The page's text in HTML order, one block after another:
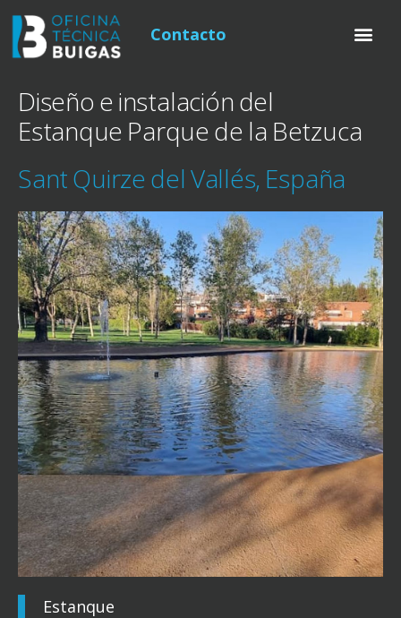
Contacto
Diseño e instalación del
Estanque Parque de la Betzuca
Sant Quirze del Vallés, España
Estanque